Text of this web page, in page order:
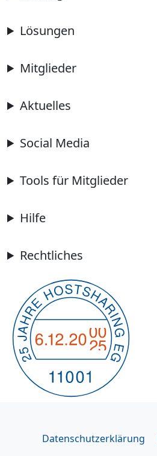
Lösungen
Mitglieder
Aktuelles
Social Media
Tools für Mitglieder
Hilfe
Rechtliches
Datenschutzerklärung